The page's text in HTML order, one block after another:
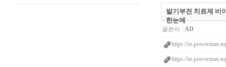
발기부전 치료제 비
한눈에
글쓴이 :AD
https://
https://